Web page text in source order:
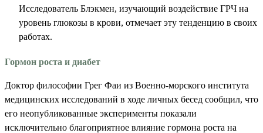
Исследователь Блэкмен, изучающий воздействие ГРЧ на
уровень глюкозы в крови, отмечает эту тенденцию в своих
работах.
Гормон роста и диабет
Доктор философии Грег Фаи из Военно-морского института
медицинских исследований в ходе личных бесед сообщил, что
его неопубликованные эксперименты показали
исключительно благоприятное влияние гормона роста на